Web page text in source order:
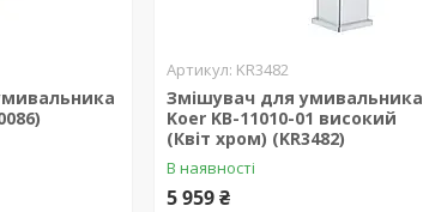
KR3482
Змішувач для умивальника
Koer KB-11010-01 високий
(Квіт хром) (KR3482)
В наявності
5 959 ₴